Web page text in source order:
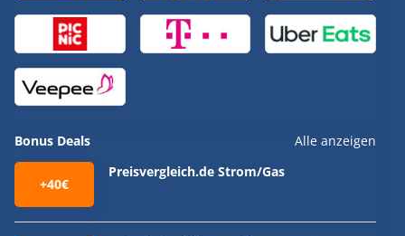
Bonus Deals Alle anzeigen
+40€
Preisvergleich.de Strom/Gas